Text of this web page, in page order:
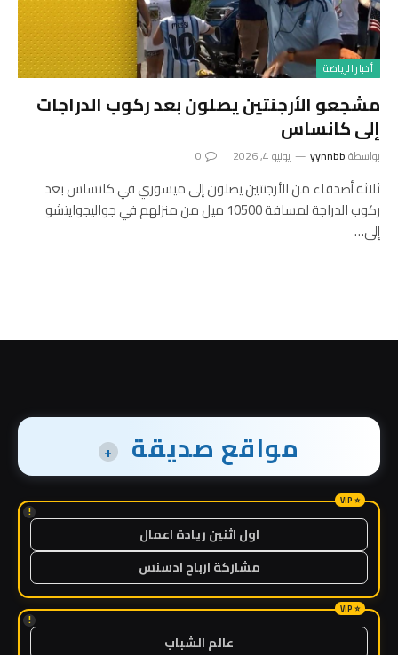
أخبار الرياضة
مشجعو الأرجنتين يصلون بعد ركوب الدراجات
إلى كانساس
بواسطةyynnbb يونيو 4, 2026 0
ثلاثة أصدقاء من الأرجنتين يصلون إلى ميسوري في كانساس بعد
ركوب الدراجة لمسافة 10500 ميل من منزلهم في جواليجوايتشو
إلى…
مواقع صديقة +
!
اول اثنين ريادة اعمال
مشاركة ارباح ادسنس
!
عالم الشباب